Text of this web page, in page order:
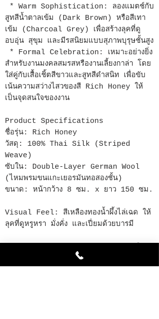
* Warm Sophistication: ลองแมตช์กับ
สูทสีน้ำตาลเข้ม (Dark Brown) หรือสีเทา
เข้ม (Charcoal Grey) เพื่อสร้างลุคที่ดู
อบอุ่น สุขุม และมีรสนิยมแบบสุภาพบุรุษชั้นสูง
* Formal Celebration: เหมาะอย่างยิ่ง
สำหรับงานมงคลสมรสหรืองานเลี้ยงกาล่า โดย
ใส่คู่กับเสื้อเชิ้ตสีขาวและสูทสีดำสนิท เพื่อขับ
เน้นความสว่างไสวของสี Rich Honey ให้
เป็นจุดสนใจของงาน
Product Specifications
ชื่อรุ่น: Rich Honey
วัสดุ: 100% Thai Silk (Striped
Weave)
ซับใน: Double-Layer German Wool
(ไหมพรมขนแกะเยอรมันทอสองชั้น)
ขนาด: หน้ากว้าง 8 ซม. x ยาว 150 ซม.
Visual Feel: สีเหลืองทองน้ำผึ้งไล่เฉด ให้
ลุคที่ดูหรูหรา มั่งคั่ง และเปี่ยมด้วยบารมี
เนคไทที่ช่วยเสริมออร่าให้กับผู้สวมใส่ครับ ด้วย